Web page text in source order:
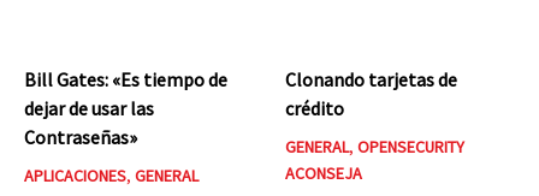
Bill Gates: «Es tiempo de
dejar de usar las
Contraseñas»
APLICACIONES, GENERAL
Clonando tarjetas de
crédito
GENERAL, OPENSECURITY
ACONSEJA